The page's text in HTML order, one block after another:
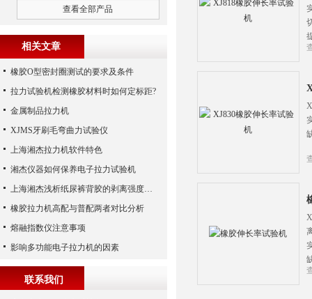
查看全部产品
相关文章
橡胶O型密封圈测试的要求及条件
拉力试验机检测橡胶材料时如何定标距?
金属制品拉力机
XJMS牙刷毛弯曲力试验仪
上海湘杰拉力机软件特色
湘杰仪器如何保养电子拉力试验机
上海湘杰浅析纸尿裤背胶的剥离强度实验方法
橡胶拉力机高配与普配两者对比分析
熔融指数仪注意事项
影响多功能电子拉力机的因素
联系我们